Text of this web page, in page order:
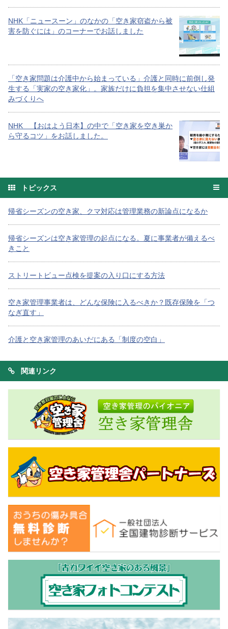
NHK「ニュースーン」のなかの「空き家窃盗から被
害を防ぐには」のコーナーでお話しました
「空き家問題は介護中から始まっている」介護と同時に前倒し発
生する「実家の空き家化」。家族だけに負担を集中させない仕組
みづくりへ
NHK 【おはよう日本】の中で「空き家を空き巣か
ら守るコツ」をお話しました。
トピックス
帰省シーズンの空き家、クマ対応は管理業務の新論点になるか
帰省シーズンは空き家管理の起点になる。夏に事業者が備えるべ
きこと
ストリートビュー点検を提案の入り口にする方法
空き家管理事業者は、どんな保険に入るべきか？既存保険を「つ
なぎ直す」
介護と空き家管理のあいだにある「制度の空白」
関連リンク